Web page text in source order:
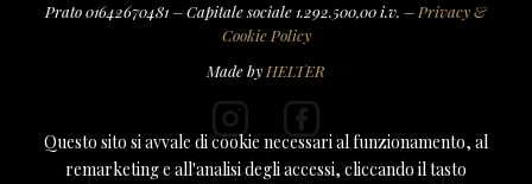
Prato 01642670481 – Capitale sociale 1.292.500,00 i.v. – Privacy &
Cookie Policy
Made by HELTER
Questo sito si avvale di cookie necessari al funzionamento, al
remarketing e all'analisi degli accessi, cliccando il tasto